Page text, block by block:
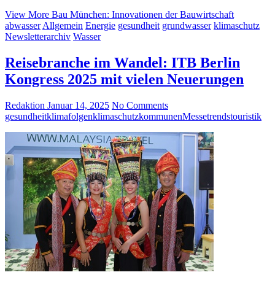
View More Bau München: Innovationen der Bauwirtschaft
abwasser Allgemein Energie gesundheit grundwasser klimaschutz
Newsletterarchiv Wasser
Reisebranche im Wandel: ITB Berlin
Kongress 2025 mit vielen Neuerungen
Redaktion Januar 14, 2025 No Comments
gesundheitklimafolgenklimaschutzkommunenMessetrendstouristik